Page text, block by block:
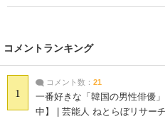
コメントランキング
1
コメント数： 21
一番好きな「韓国の男性俳優
中】 | 芸能人 ねとらぼリサーチ